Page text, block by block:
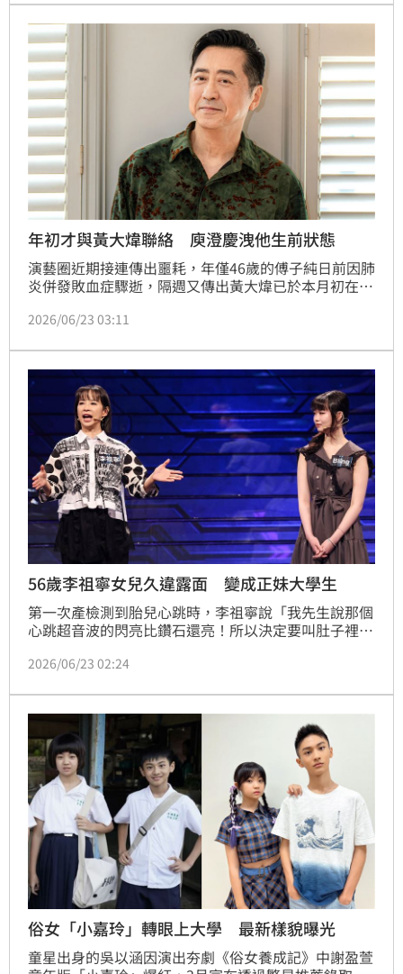
歌〈愛人啊〉記者會，首度鬆口選歌過程。
年初才與黃大煒聯絡 庾澄慶洩他生前狀態
演藝圈近期接連傳出噩耗，年僅46歲的傅子純日前因肺
炎併發敗血症驟逝，隔週又傳出黃大煒已於本月初在夏
新創作單曲〈愛人啊〉，今（23）日出席記者會，談及
相大白了》，黃大煒則與他同期出道，令他感慨萬分。
2026/06/23 03:11
56歲李祖寧女兒久違露面 變成正妹大學生
第一次產檢測到胎兒心跳時，李祖寧說「我先生說那個
心跳超音波的閃亮比鑽石還亮！所以決定要叫肚子裡的
道吧，先生說不重要，因為那只是一個胎名」。
2026/06/23 02:24
俗女「小嘉玲」轉眼上大學 最新樣貌曝光
童星出身的吳以涵因演出夯劇《俗女養成記》中謝盈萱